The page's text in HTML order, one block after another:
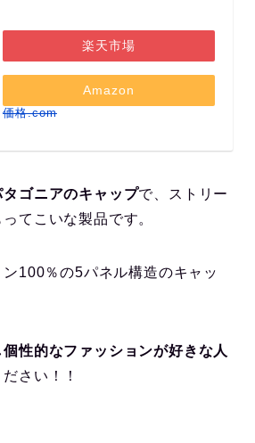
楽天市場
Amazon
価格.com
ゴニアのキャップで、ストリー
てこいな製品です。
100％の5パネル構造のキャッ
性的なファッションが好きな人
さい！！